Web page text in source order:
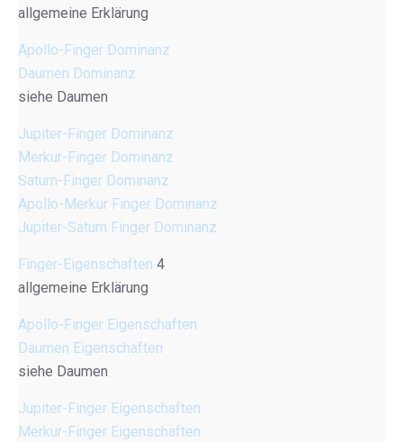
allgemeine Erklärung
Apollo-Finger Dominanz
Daumen Dominanz
siehe Daumen
Jupiter-Finger Dominanz
Merkur-Finger Dominanz
Saturn-Finger Dominanz
Apollo-Merkur Finger Dominanz
Jupiter-Saturn Finger Dominanz
Finger-Eigenschaften 4
allgemeine Erklärung
Apollo-Finger Eigenschaften
Daumen Eigenschaften
siehe Daumen
Jupiter-Finger Eigenschaften
Merkur-Finger Eigenschaften